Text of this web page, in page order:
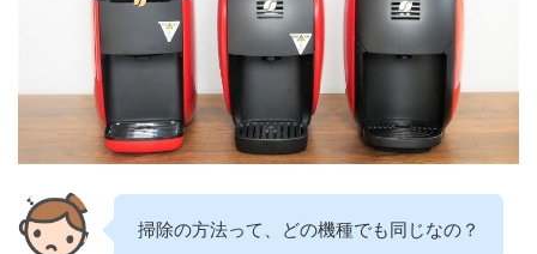
掃除の方法って、どの機種でも同じなの？